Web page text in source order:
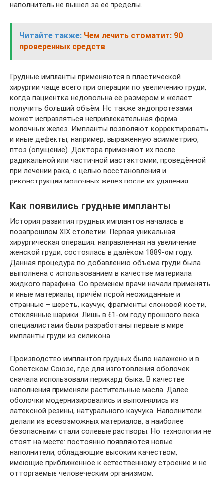
наполнитель не вышел за её пределы.
Читайте также: Чем лечить стоматит: 90
проверенных средств
Грудные импланты применяются в пластической
хирургии чаще всего при операции по увеличению груди,
когда пациентка недовольна её размером и желает
получить больший объём. Но также эндопротезами
может исправляться непривлекательная форма
молочных желез. Импланты позволяют корректировать
и иные дефекты, например, выраженную асимметрию,
птоз (опущение). Доктора применяют их после
радикальной или частичной мастэктомии, проведённой
при лечении рака, с целью восстановления и
реконструкции молочных желез после их удаления.
Как появились грудные импланты
История развития грудных имплантов началась в
позапрошлом XIX столетии. Первая уникальная
хирургическая операция, направленная на увеличение
женской груди, состоялась в далёком 1889-ом году.
Данная процедура по добавлению объема груди была
выполнена с использованием в качестве материала
жидкого парафина. Со временем врачи начали применять
и иные материалы, причём порой неожиданные и
странные – шерсть, каучук, фрагменты слоновой кости,
стеклянные шарики. Лишь в 61-ом году прошлого века
специалистами были разработаны первые в мире
импланты груди из силикона.
Производство имплантов грудных было налажено и в
Советском Союзе, где для изготовления оболочек
сначала использовали перикард быка. В качестве
наполнения применяли растительные масла. Далее
оболочки модернизировались и выполнялись из
латексной резины, натурального каучука. Наполнители
делали из всевозможных материалов, а наиболее
безопасными стали солевые растворы. Но технологии не
стоят на месте: постоянно появляются новые
наполнители, обладающие высоким качеством,
имеющие приближенное к естественному строение и не
отторгаемые человеческим организмом.